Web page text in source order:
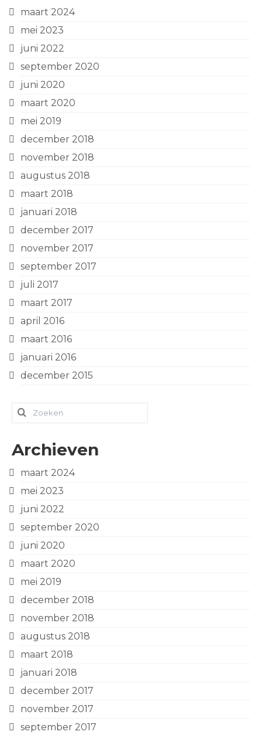
maart 2024
mei 2023
juni 2022
september 2020
juni 2020
maart 2020
mei 2019
december 2018
november 2018
augustus 2018
maart 2018
januari 2018
december 2017
november 2017
september 2017
juli 2017
maart 2017
april 2016
maart 2016
januari 2016
december 2015
Zoeken
naar:
Archieven
maart 2024
mei 2023
juni 2022
september 2020
juni 2020
maart 2020
mei 2019
december 2018
november 2018
augustus 2018
maart 2018
januari 2018
december 2017
november 2017
september 2017